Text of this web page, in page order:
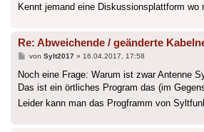
Kennt jemand eine Diskussionsplattform
Re: Abweichende / geänderte
Beitrag
von Sylt2017» 16.04.2017, 17:58
Noch eine Frage: Warum ist zwar Antenne
Das ist ein örtliches Program das (im
Leider kann man das Progframm von